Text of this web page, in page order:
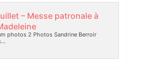
– Messe patronale à
photos 2 Photos Sandrine Berroir